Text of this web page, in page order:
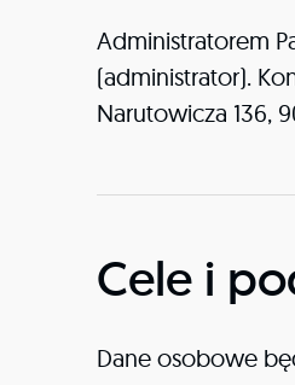
Administratorem
(administrator).
Narutowicza 136,
Cele i
Dane osobowe